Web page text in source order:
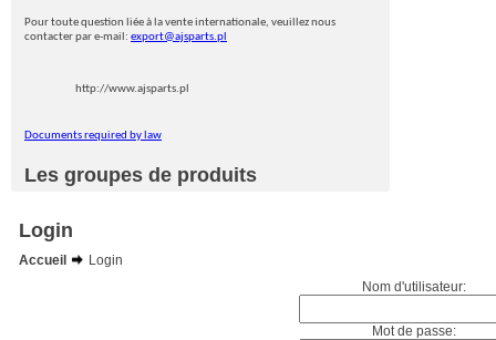
Pour toute question liée à la vente internationale, veuillez nous
contacter par e-mail: export@ajsparts.pl
http://www.ajsparts.pl
Documents required by law
Les groupes de produits
Login
Accueil
Login
Nom d'utilisateur:
Mot de passe: